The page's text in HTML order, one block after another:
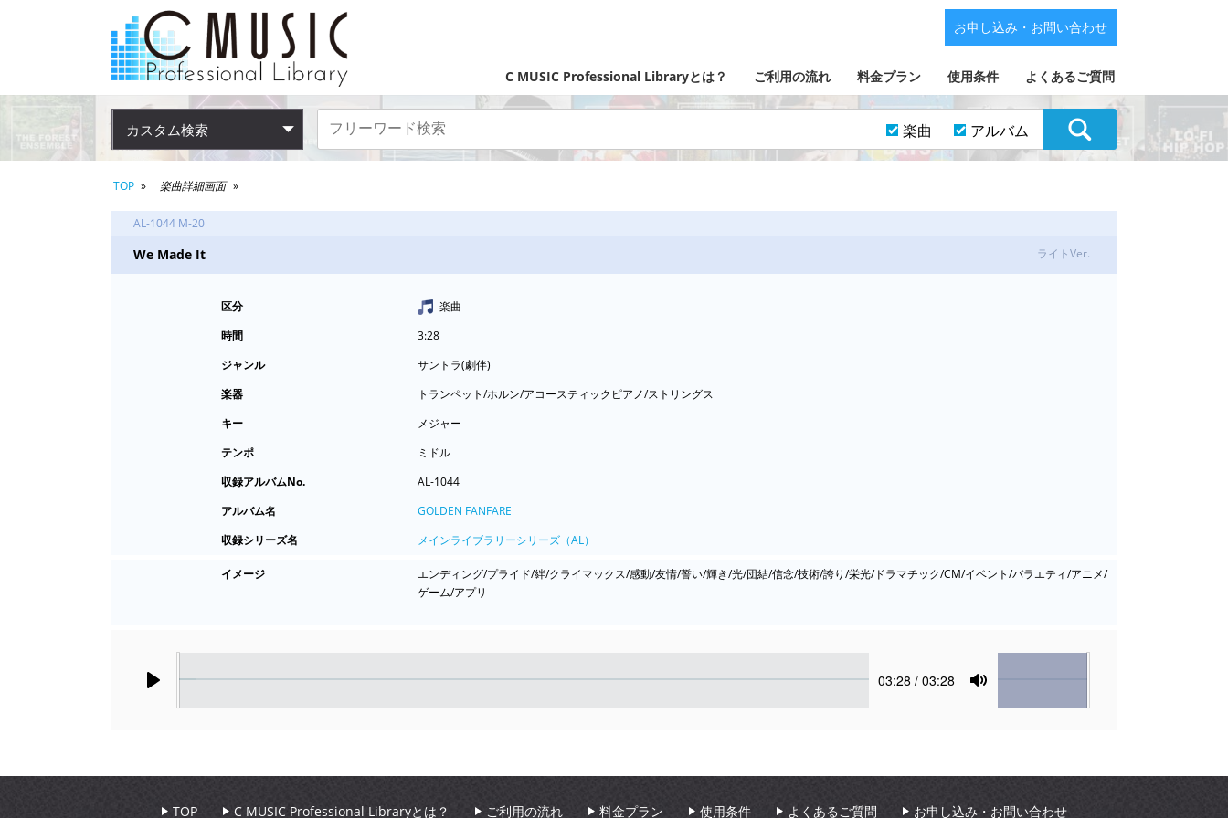
C MUSIC Professional Libraryとは？ ご利用の流れ 料金プラン 使用条件 よくあるご質問
お申し込み・お問い合わせ
カスタム検索 楽曲 アルバム
TOP 楽曲詳細画面
AL-1044 M-20
We Made It ライトVer.
区分
楽曲
時間
3:28
ジャンル
サントラ(劇伴)
楽器
トランペット/ホルン/アコースティックピアノ/ストリングス
キー
メジャー
テンポ
ミドル
収録アルバムNo.
AL-1044
アルバム名
GOLDEN FANFARE
収録シリーズ名
メインライブラリーシリーズ（AL）
イメージ
エンディング/プライド/絆/クライマックス/感動/友情/誓い/輝き/光/団結/信念/技術/誇り/栄光/ドラマチック/CM/イベント/バラエティ/アニメ/
ゲーム/アプリ
Current
03:28 / 03:28
Mute
Volume
TOP C MUSIC Professional Libraryとは？ ご利用の流れ 料金プラン 使用条件 よくあるご質問 お申し込み・お問い合わせ